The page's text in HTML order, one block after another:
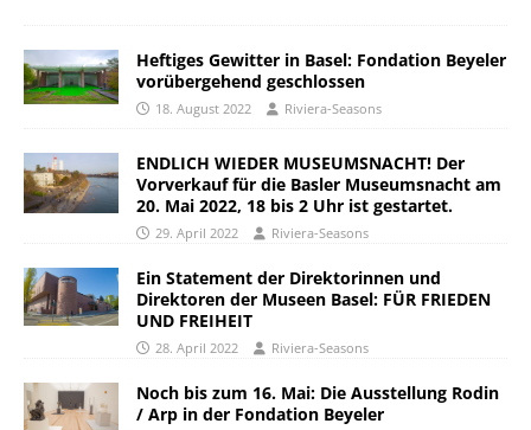
Heftiges Gewitter in Basel: Fondation Beyeler
vorübergehend geschlossen
18. August 2022 Riviera-Seasons
ENDLICH WIEDER MUSEUMSNACHT! Der
Vorverkauf für die Basler Museumsnacht am
20. Mai 2022, 18 bis 2 Uhr ist gestartet.
29. April 2022 Riviera-Seasons
Ein Statement der Direktorinnen und
Direktoren der Museen Basel: FÜR FRIEDEN
UND FREIHEIT
28. April 2022 Riviera-Seasons
Noch bis zum 16. Mai: Die Ausstellung Rodin
/ Arp in der Fondation Beyeler